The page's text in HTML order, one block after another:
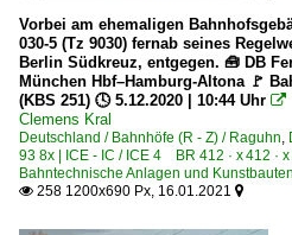
Vorbei am ehemaligen
030-5 (Tz 9030) fernab seines
Berlin Südkreuz, entgegen. 🧰 DB
München Hbf–Hamburg-Altona 🚩
(KBS 251) 🕓 5.12.2020 | 10:44 Uhr 
Clemens Kral
Deutschland / Bahnhöfe (R - Z) / Raguhn,
93 8x | ICE - IC / ICE 4 BR 412 · x 412 · x
Bahntechnische Anlagen und
 258 1200x690 Px, 16.01.2021 